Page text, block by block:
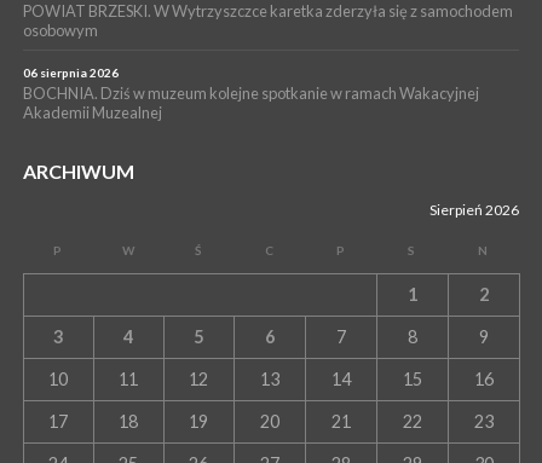
POWIAT BRZESKI. W Wytrzyszczce karetka zderzyła się z samochodem
osobowym
06 sierpnia 2026
BOCHNIA. Dziś w muzeum kolejne spotkanie w ramach Wakacyjnej
Akademii Muzealnej
ARCHIWUM
Sierpień 2026
P W Ś C P S N
1 2
3 4 5 6 7 8 9
10 11 12 13 14 15 16
17 18 19 20 21 22 23